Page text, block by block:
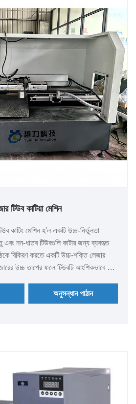
টিউব কাটিয়া মেশিন
কাটিং মেশিন হ'ল একটি উচ্চ-নির্ভুলতা
এবং নন-ধাতব টিউবগুলি কাটার জন্য ব্যবহৃত
বিকিরণ করতে একটি উচ্চ-শক্তি লেজার
উচ্চ তাপের ফলে টিউবটি আংশিকভাবে গলে
অনুসন্ধান পাঠান